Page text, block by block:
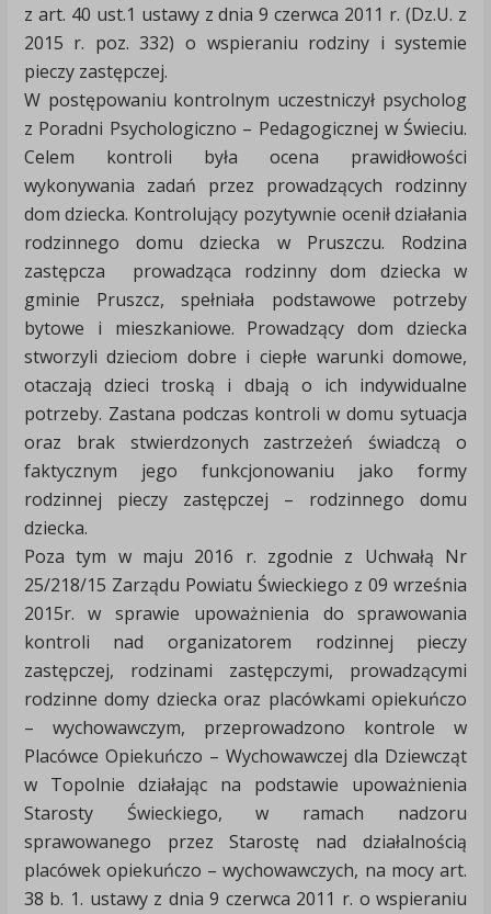
z art. 40 ust.1 ustawy z dnia 9 czerwca 2011 r. (Dz.U. z
2015 r. poz. 332) o wspieraniu rodziny i systemie
pieczy zastępczej.
W postępowaniu kontrolnym uczestniczył psycholog
z Poradni Psychologiczno – Pedagogicznej w Świeciu.
Celem kontroli była ocena prawidłowości
wykonywania zadań przez prowadzących rodzinny
dom dziecka. Kontrolujący pozytywnie ocenił działania
rodzinnego domu dziecka w Pruszczu. Rodzina
zastępcza prowadząca rodzinny dom dziecka w
gminie Pruszcz, spełniała podstawowe potrzeby
bytowe i mieszkaniowe. Prowadzący dom dziecka
stworzyli dzieciom dobre i ciepłe warunki domowe,
otaczają dzieci troską i dbają o ich indywidualne
potrzeby. Zastana podczas kontroli w domu sytuacja
oraz brak stwierdzonych zastrzeżeń świadczą o
faktycznym jego funkcjonowaniu jako formy
rodzinnej pieczy zastępczej – rodzinnego domu
dziecka.
Poza tym w maju 2016 r. zgodnie z Uchwałą Nr
25/218/15 Zarządu Powiatu Świeckiego z 09 września
2015r. w sprawie upoważnienia do sprawowania
kontroli nad organizatorem rodzinnej pieczy
zastępczej, rodzinami zastępczymi, prowadzącymi
rodzinne domy dziecka oraz placówkami opiekuńczo
– wychowawczym, przeprowadzono kontrole w
Placówce Opiekuńczo – Wychowawczej dla Dziewcząt
w Topolnie działając na podstawie upoważnienia
Starosty Świeckiego, w ramach nadzoru
sprawowanego przez Starostę nad działalnością
placówek opiekuńczo – wychowawczych, na mocy art.
38 b. 1. ustawy z dnia 9 czerwca 2011 r. o wspieraniu